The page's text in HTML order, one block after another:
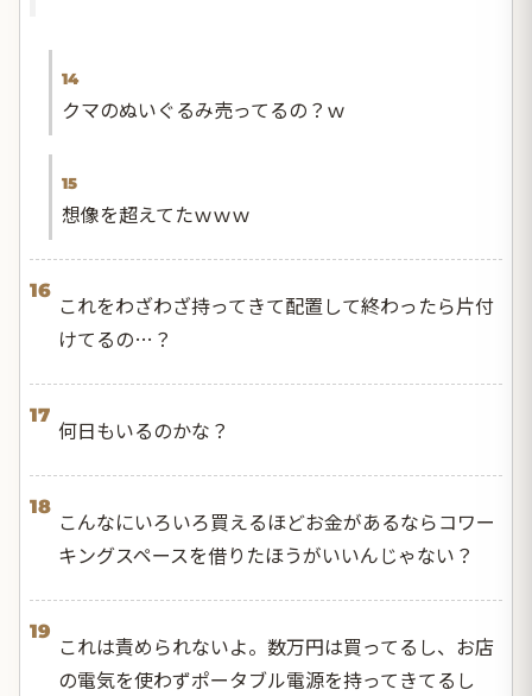
14
クマのぬいぐるみ売ってるの？ｗ
15
想像を超えてたｗｗｗ
16
これをわざわざ持ってきて配置して終わったら片付
けてるの…？
17
何日もいるのかな？
18
こんなにいろいろ買えるほどお金があるならコワー
キングスペースを借りたほうがいいんじゃない？
19
これは責められないよ。数万円は買ってるし、お店
の電気を使わずポータブル電源を持ってきてるし